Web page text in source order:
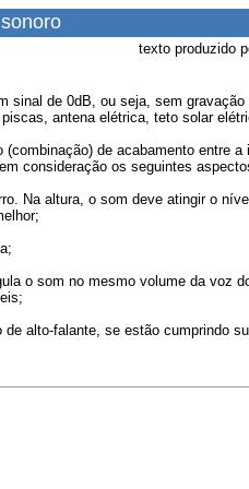
texto produzido
sinal de 0dB, ou seja, sem gravação
antena elétrica, teto solar
de acabamento entre
consideração os seguintes
Na altura, o som deve atingir o
o som no mesmo volume da voz
alto-falante, se estão cumprindo